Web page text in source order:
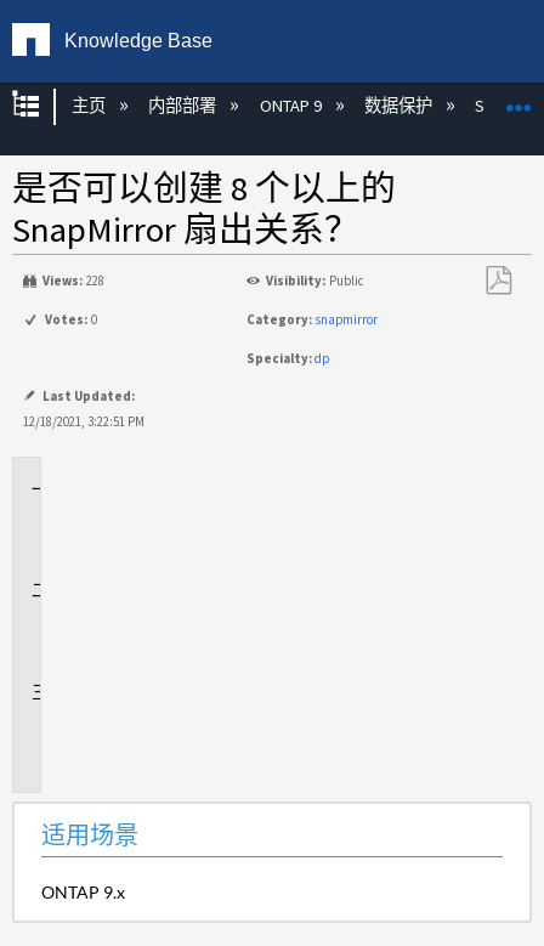
Knowledge Base
扩展/隐缩全局层次
主页 内部部署 ONTAP 9 数据保护
是否可以创建 8 个以上的
SnapMirror 扇出关系？
Views: 228 Visibility: Public
Votes: 0 Category: snapmirror
Specialty:dp
Last Updated:
12/18/2021, 3:22:51 PM
适用场景
ONTAP 9.x